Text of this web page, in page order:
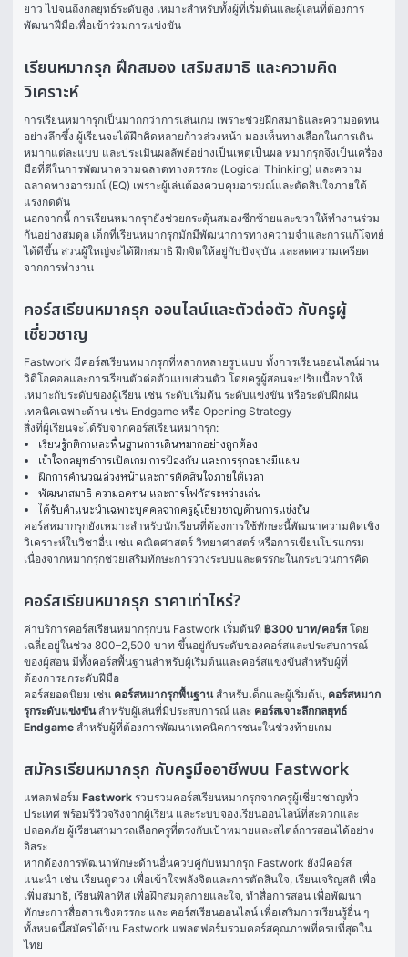
ยาว ไปจนถึงกลยุทธ์ระดับสูง เหมาะสำหรับทั้งผู้ที่เริ่มต้นและผู้เล่นที่ต้องการ
พัฒนาฝีมือเพื่อเข้าร่วมการแข่งขัน
เรียนหมากรุก ฝึกสมอง เสริมสมาธิ และความคิด
วิเคราะห์
การเรียนหมากรุกเป็นมากกว่าการเล่นเกม เพราะช่วยฝึกสมาธิและความอดทน
อย่างลึกซึ้ง ผู้เรียนจะได้ฝึกคิดหลายก้าวล่วงหน้า มองเห็นทางเลือกในการเดิน
หมากแต่ละแบบ และประเมินผลลัพธ์อย่างเป็นเหตุเป็นผล หมากรุกจึงเป็นเครื่อง
มือที่ดีในการพัฒนาความฉลาดทางตรรกะ (Logical Thinking) และความ
ฉลาดทางอารมณ์ (EQ) เพราะผู้เล่นต้องควบคุมอารมณ์และตัดสินใจภายใต้
แรงกดดัน
นอกจากนี้ การเรียนหมากรุกยังช่วยกระตุ้นสมองซีกซ้ายและขวาให้ทำงานร่วม
กันอย่างสมดุล เด็กที่เรียนหมากรุกมักมีพัฒนาการทางความจำและการแก้โจทย์
ได้ดีขึ้น ส่วนผู้ใหญ่จะได้ฝึกสมาธิ ฝึกจิตให้อยู่กับปัจจุบัน และลดความเครียด
จากการทำงาน
คอร์สเรียนหมากรุก ออนไลน์และตัวต่อตัว กับครูผู้
เชี่ยวชาญ
Fastwork มีคอร์สเรียนหมากรุกที่หลากหลายรูปแบบ ทั้งการเรียนออนไลน์ผ่าน
วิดีโอคอลและการเรียนตัวต่อตัวแบบส่วนตัว โดยครูผู้สอนจะปรับเนื้อหาให้
เหมาะกับระดับของผู้เรียน เช่น ระดับเริ่มต้น ระดับแข่งขัน หรือระดับฝึกฝน
เทคนิคเฉพาะด้าน เช่น Endgame หรือ Opening Strategy
สิ่งที่ผู้เรียนจะได้รับจากคอร์สเรียนหมากรุก:
เรียนรู้กติกาและพื้นฐานการเดินหมากอย่างถูกต้อง
เข้าใจกลยุทธ์การเปิดเกม การป้องกัน และการรุกอย่างมีแผน
ฝึกการคำนวณล่วงหน้าและการตัดสินใจภายใต้เวลา
พัฒนาสมาธิ ความอดทน และการโฟกัสระหว่างเล่น
ได้รับคำแนะนำเฉพาะบุคคลจากครูผู้เชี่ยวชาญด้านการแข่งขัน
คอร์สหมากรุกยังเหมาะสำหรับนักเรียนที่ต้องการใช้ทักษะนี้พัฒนาความคิดเชิง
วิเคราะห์ในวิชาอื่น เช่น คณิตศาสตร์ วิทยาศาสตร์ หรือการเขียนโปรแกรม
เนื่องจากหมากรุกช่วยเสริมทักษะการวางระบบและตรรกะในกระบวนการคิด
คอร์สเรียนหมากรุก ราคาเท่าไหร่?
ค่าบริการคอร์สเรียนหมากรุกบน Fastwork เริ่มต้นที่ ฿300 บาท/คอร์ส โดย
เฉลี่ยอยู่ในช่วง 800–2,500 บาท ขึ้นอยู่กับระดับของคอร์สและประสบการณ์
ของผู้สอน มีทั้งคอร์สพื้นฐานสำหรับผู้เริ่มต้นและคอร์สแข่งขันสำหรับผู้ที่
ต้องการยกระดับฝีมือ
คอร์สยอดนิยม เช่น คอร์สหมากรุกพื้นฐาน สำหรับเด็กและผู้เริ่มต้น, คอร์สหมาก
รุกระดับแข่งขัน สำหรับผู้เล่นที่มีประสบการณ์ และ คอร์สเจาะลึกกลยุทธ์
Endgame สำหรับผู้ที่ต้องการพัฒนาเทคนิคการชนะในช่วงท้ายเกม
สมัครเรียนหมากรุก กับครูมืออาชีพบน Fastwork
แพลตฟอร์ม Fastwork รวบรวมคอร์สเรียนหมากรุกจากครูผู้เชี่ยวชาญทั่ว
ประเทศ พร้อมรีวิวจริงจากผู้เรียน และระบบจองเรียนออนไลน์ที่สะดวกและ
ปลอดภัย ผู้เรียนสามารถเลือกครูที่ตรงกับเป้าหมายและสไตล์การสอนได้อย่าง
อิสระ
หากต้องการพัฒนาทักษะด้านอื่นควบคู่กับหมากรุก Fastwork ยังมีคอร์ส
แนะนำ เช่น เรียนดูดวง เพื่อเข้าใจพลังจิตและการตัดสินใจ, เรียนเจริญสติ เพื่อ
เพิ่มสมาธิ, เรียนพิลาทิส เพื่อฝึกสมดุลกายและใจ, ทำสื่อการสอน เพื่อพัฒนา
ทักษะการสื่อสารเชิงตรรกะ และ คอร์สเรียนออนไลน์ เพื่อเสริมการเรียนรู้อื่น ๆ
ทั้งหมดนี้สมัครได้บน Fastwork แพลตฟอร์มรวมคอร์สคุณภาพที่ครบที่สุดใน
ไทย